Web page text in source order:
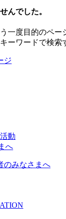
んでした。
一度目的のペー
ーワードで検索
ジ
動
へ
のみなさまへ